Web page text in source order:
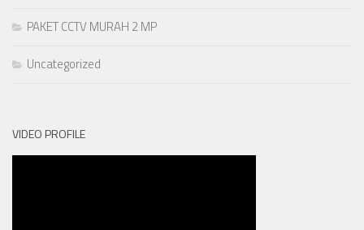
PAKET CCTV MURAH 2 MP
Uncategorized
VIDEO PROFILE